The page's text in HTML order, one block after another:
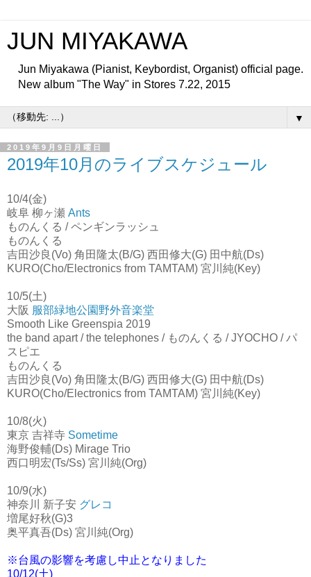
JUN MIYAKAWA
Jun Miyakawa (Pianist, Keybordist, Organist) official page.
New album "The Way" in Stores 7.22, 2015
▼
2019年9月9日月曜日
2019年10月のライブスケジュール
10/4(金)
岐阜 柳ヶ瀬 Ants
ものんくる / ペンギンラッシュ
ものんくる
吉田沙良(Vo) 角田隆太(B/G) 西田修大(G) 田中航(Ds)
KURO(Cho/Electronics from TAMTAM) 宮川純(Key)
10/5(土)
大阪 服部緑地公園野外音楽堂
Smooth Like Greenspia 2019
the band apart / the telephones / ものんくる / JYOCHO / パ
スピエ
ものんくる
吉田沙良(Vo) 角田隆太(B/G) 西田修大(G) 田中航(Ds)
KURO(Cho/Electronics from TAMTAM) 宮川純(Key)
10/8(火)
東京 吉祥寺 Sometime
海野俊輔(Ds) Mirage Trio
西口明宏(Ts/Ss) 宮川純(Org)
10/9(水)
神奈川 新子安 グレコ
増尾好秋(G)3
奥平真吾(Ds) 宮川純(Org)
※台風の影響を考慮し中止となりました
10/12(土)